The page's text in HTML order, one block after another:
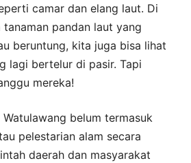
camar dan elang laut. Di
pandan laut yang
beruntung, kita juga bisa lihat
lagi bertelur di pasir. Tapi
mereka!
Watulawang belum termasuk
pelestarian alam secara
daerah dan masyarakat